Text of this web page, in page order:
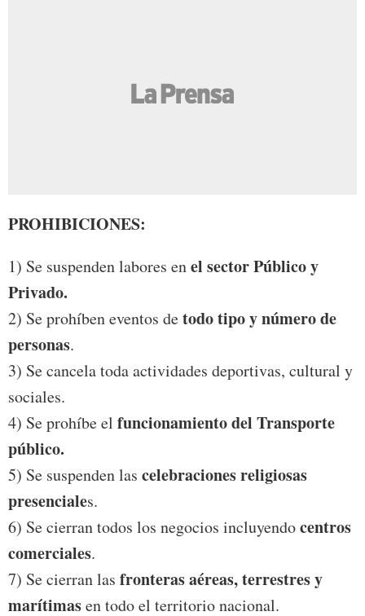
PROHIBICIONES:
1) Se suspenden labores enel sector Público y
Privado.
2) Se prohíben eventos detodo tipo y número de
personas.
3) Se cancela toda actividades deportivas, cultural y
sociales.
4) Se prohíbe el funcionamiento del Transporte
público.
5) Se suspenden las celebraciones religiosas
presenciales.
6) Se cierran todos los negocios incluyendocentros
comerciales.
7) Se cierran las fronteras aéreas, terrestres y
marítimasen todo el territorio nacional.